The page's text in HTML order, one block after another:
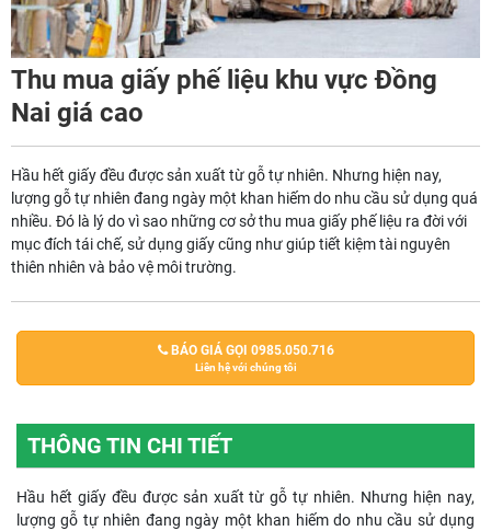
Thu mua giấy phế liệu khu vực Đồng
Nai giá cao
Hầu hết giấy đều được sản xuất từ gỗ tự nhiên. Nhưng hiện nay,
lượng gỗ tự nhiên đang ngày một khan hiếm do nhu cầu sử dụng quá
nhiều. Đó là lý do vì sao những cơ sở thu mua giấy phế liệu ra đời với
mục đích tái chế, sử dụng giấy cũng như giúp tiết kiệm tài nguyên
thiên nhiên và bảo vệ môi trường.
BÁO GIÁ GỌI 0985.050.716
Liên hệ với chúng tôi
THÔNG TIN CHI TIẾT
Hầu hết giấy đều được sản xuất từ gỗ tự nhiên. Nhưng hiện nay,
lượng gỗ tự nhiên đang ngày một khan hiếm do nhu cầu sử dụng